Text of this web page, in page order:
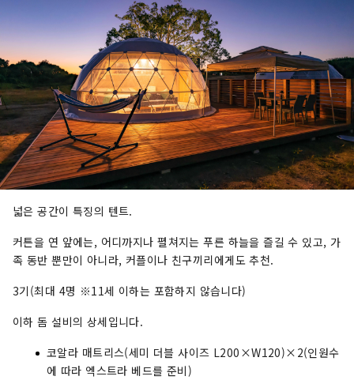
넓은 공간이 특징의 텐트.
커튼을 연 앞에는, 어디까지나 펼쳐지는 푸른 하늘을 즐길 수 있고, 가
족 동반 뿐만이 아니라, 커플이나 친구끼리에게도 추천.
3기(최대 4명 ※11세 이하는 포함하지 않습니다)
이하 돔 설비의 상세입니다.
코알라 매트리스(세미 더블 사이즈 L200×W120)×2(인원수
에 따라 엑스트라 베드를 준비)